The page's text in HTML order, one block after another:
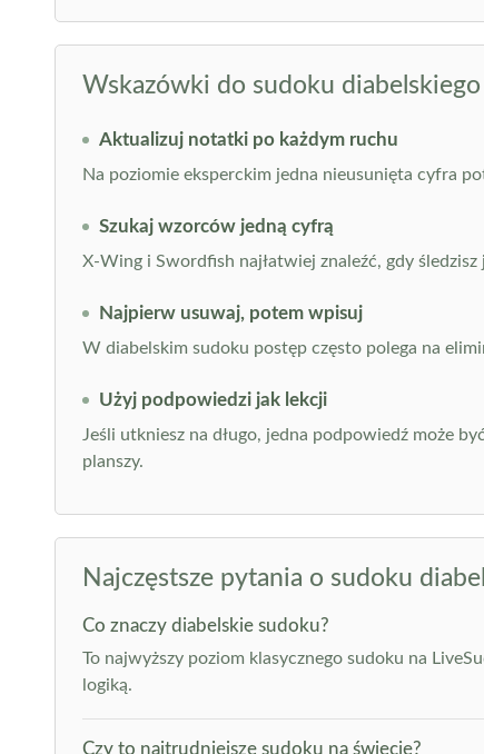
Wskazówki do sudoku diabelskiego
Aktualizuj notatki po każdym ruchu
Na poziomie eksperckim jedna nieusunięta cyfra
Szukaj wzorców jedną cyfrą
X-Wing i Swordfish najłatwiej znaleźć, gdy
Najpierw usuwaj, potem wpisuj
W diabelskim sudoku postęp często polega na
Użyj podpowiedzi jak lekcji
Jeśli utkniesz na długo, jedna podpowiedź może
planszy.
Najczęstsze pytania o sudoku
Co znaczy diabelskie sudoku?
To najwyższy poziom klasycznego sudoku na
logiką.
Czy to najtrudniejsze sudoku na świecie?